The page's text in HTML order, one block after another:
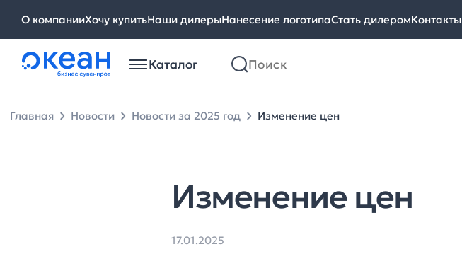
О компанииХочу купитьНаши дилерыНанесение логотипаСтать дилеромКонтакты
Каталог
Главная Новости Новости за 2025 год Изменение цен
Изменение цен
17.01.2025